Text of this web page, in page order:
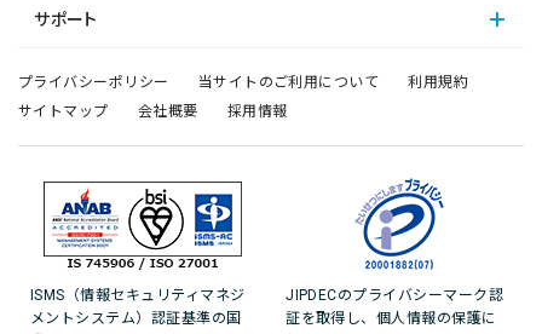
サポート
プライバシーポリシー 当サイトのご利用について
利用規約
サイトマップ
会社概要 採用情報
ISMS（情報セキュリティマネジ
メントシステム）認証基準の国
JIPDECのプライバシーマーク認
証を取得し、個人情報の保護に